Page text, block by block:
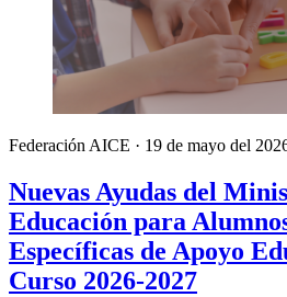
Federación AICE · 19 de mayo del
Nuevas Ayudas del
Educación para
Específicas de Apoyo
Curso 2026-2027